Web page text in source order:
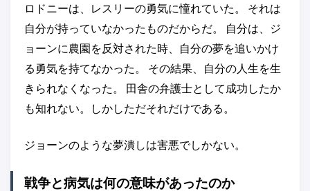
ロドニーは、レスリーの勇気に憧れていた。 それは
自分が持っていなかったものだからだ。 自分は、ジ
ョーンに農園を反対された時、自分の夢を追いかけ
る勇気を持てなかった。 その結果、自分の人生を生
きられなくなった。 田舎の弁護士として成功したか
も知れない。しかしただそれだけである。
ジョーンのような夢潰しは害悪でしかない。
戦争と病気は何の意味があったのか